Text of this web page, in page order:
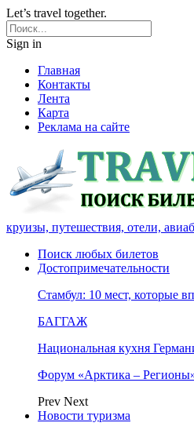
Let’s travel together.
Sign in
Главная
Контакты
Лента
Карта
Реклама на сайте
круизы, путешествия, отели,
Поиск любых билетов
Достопримечательности
Стамбул: 10 мест, которые
БАГГАЖ
Национальная кухня
Форум «Арктика –
Prev Next
Новости туризма